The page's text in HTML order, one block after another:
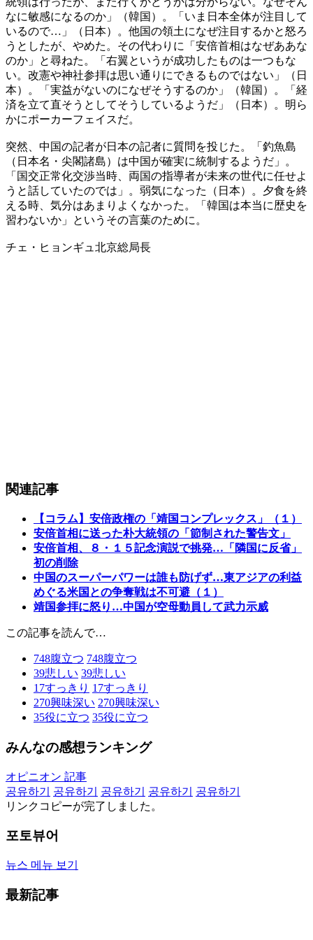
なに敏感になるのか」（韓国）。「いま日本全体が注目して
いるので…」（日本）。他国の領土になぜ注目するかと怒ろ
うとしたが、やめた。その代わりに「安倍首相はなぜああな
のか」と尋ねた。「右翼というが成功したものは一つもな
い。改憲や神社参拝は思い通りにできるものではない」（日
本）。「実益がないのになぜそうするのか」（韓国）。「経
済を立て直そうとしてそうしているようだ」（日本）。明ら
かにポーカーフェイスだ。
突然、中国の記者が日本の記者に質問を投じた。「釣魚島
（日本名・尖閣諸島）は中国が確実に統制するようだ」。
「国交正常化交渉当時、両国の指導者が未来の世代に任せよ
うと話していたのでは」。弱気になった（日本）。夕食を終
える時、気分はあまりよくなかった。「韓国は本当に歴史を
習わないか」というその言葉のために。
チェ・ヒョンギュ北京総局長
関連記事
【コラム】安倍政権の「靖国コンプレックス」（１）
安倍首相に送った朴大統領の「節制された警告文」
安倍首相、８・１５記念演説で挑発…「隣国に反省」
初の削除
中国のスーパーパワーは誰も防げず…東アジアの利益
めぐる米国との争奪戦は不可避（１）
靖国参拝に怒り…中国が空母動員して武力示威
この記事を読んで…
748腹立つ 748腹立つ
39悲しい 39悲しい
17すっきり 17すっきり
270興味深い 270興味深い
35役に立つ 35役に立つ
みんなの感想ランキング
オピニオン 記事
공유하기
공유하기 공유하기 공유하기
공유하기
リンクコピーが完了しました。
포토뷰어
뉴스 메뉴 보기
最新記事